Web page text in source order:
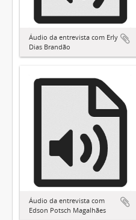
Áudio da entrevista com Erly
Dias Brandão
Áudio da entrevista com
Edson Potsch Magalhães